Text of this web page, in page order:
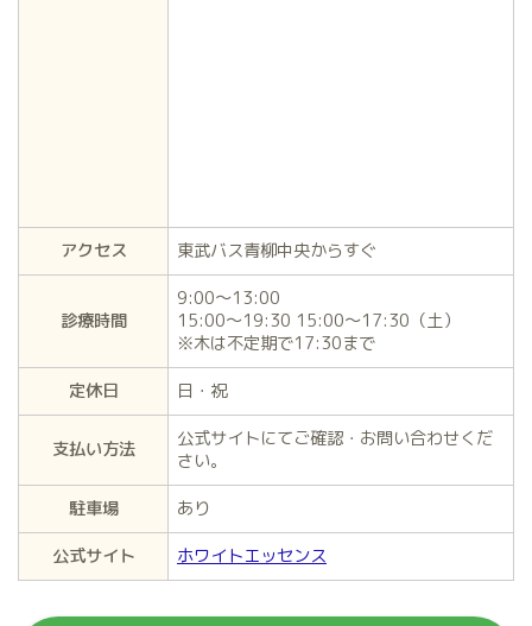
アクセス 東武バス青柳中央からすぐ
診療時間
9:00～13:00
15:00～19:30 15:00～17:30（土）
※木は不定期で17:30まで
定休日
日・祝
支払い方法
公式サイトにてご確認・お問い合わせくだ
さい。
駐車場
あり
公式サイト
ホワイトエッセンス